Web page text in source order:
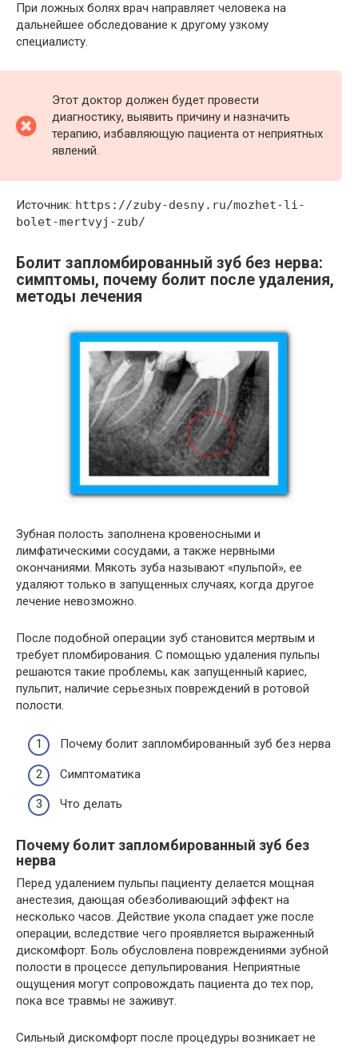
При ложных болях врач направляет человека на
дальнейшее обследование к другому узкому
специалисту.
Этот доктор должен будет провести
диагностику, выявить причину и назначить
терапию, избавляющую пациента от неприятных
явлений.
Источник: https://zuby-desny.ru/mozhet-li-
bolet-mertvyj-zub/
Болит запломбированный зуб без нерва:
симптомы, почему болит после удаления,
методы лечения
Зубная полость заполнена кровеносными и
лимфатическими сосудами, а также нервными
окончаниями. Мякоть зуба называют «пульпой», ее
удаляют только в запущенных случаях, когда другое
лечение невозможно.
После подобной операции зуб становится мертвым и
требует пломбирования. С помощью удаления пульпы
решаются такие проблемы, как запущенный кариес,
пульпит, наличие серьезных повреждений в ротовой
полости.
Почему болит запломбированный зуб без нерва
Симптоматика
Что делать
Почему болит запломбированный зуб без
нерва
Перед удалением пульпы пациенту делается мощная
анестезия, дающая обезболивающий эффект на
несколько часов. Действие укола спадает уже после
операции, вследствие чего проявляется выраженный
дискомфорт. Боль обусловлена повреждениями зубной
полости в процессе депульпирования. Неприятные
ощущения могут сопровождать пациента до тех пор,
пока все травмы не заживут.
Сильный дискомфорт после процедуры возникает не